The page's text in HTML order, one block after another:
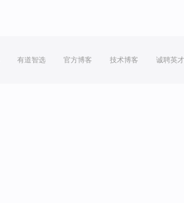
有道智选 官方博客 技术博客 诚聘英才